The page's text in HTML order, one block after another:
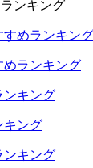
ンキング
めランキング
キング